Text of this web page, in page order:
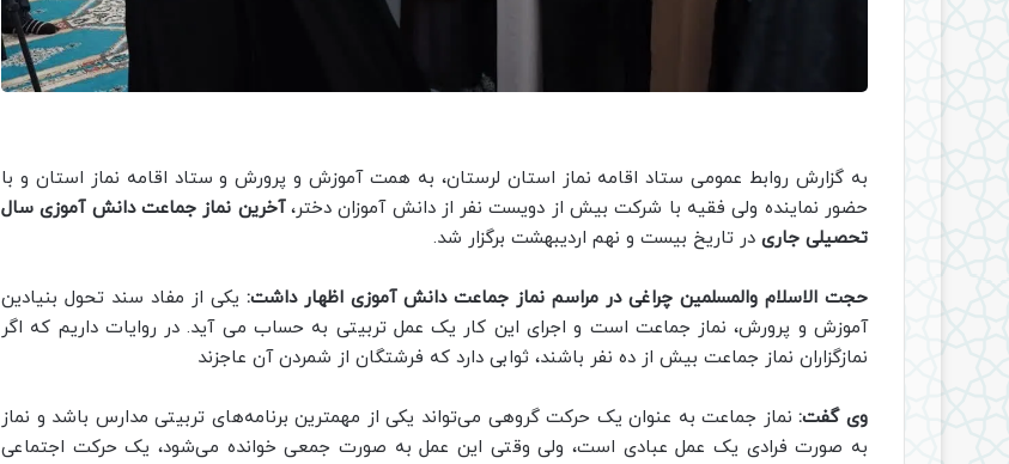
به گزارش روابط عمومی ستاد اقامه نماز استان لرستان، به همت آموزش و پرورش و ستاد اقامه نماز استان و با
حضور نماینده ولی فقیه با شرکت بیش از دویست نفر از دانش آموزان دختر،آخرین نماز جماعت دانش آموزی سال
تحصیلی جاری در تاریخ بیست و نهم اردیبهشت برگزار شد.
حجت الاسلام والمسلمین چراغی در مراسم نماز جماعت دانش آموزی اظهار داشت: یکی از مفاد سند تحول بنیادین
آموزش و پرورش، نماز جماعت است و اجرای این کار یک عمل تربیتی به حساب می آید. در روایات داریم که اگر
نمازگزاران نماز جماعت بیش از ده نفر باشند، ثوابی دارد که فرشتگان از شمردن آن عاجزند
وی گفت:نماز جماعت به عنوان یک حرکت گروهی می‌تواند یکی از مهمترین برنامه‌های تربیتی مدارس باشد و نماز
به صورت فرادی یک عمل عبادی است، ولی وقتی این عمل به صورت جمعی خوانده می‌شود، یک حرکت اجتماعی